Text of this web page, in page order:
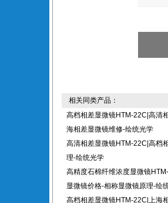
相关同类产品：
高档相差显微镜HTM-22C|高清
海相差显微镜维修-绘统光学
高清相差显微镜HTM-22C|高档
理-绘统光学
高精度石棉纤维浓度显微镜
显微镜价格-相称显微镜原理-绘
高档相差显微镜HTM-22C|上海